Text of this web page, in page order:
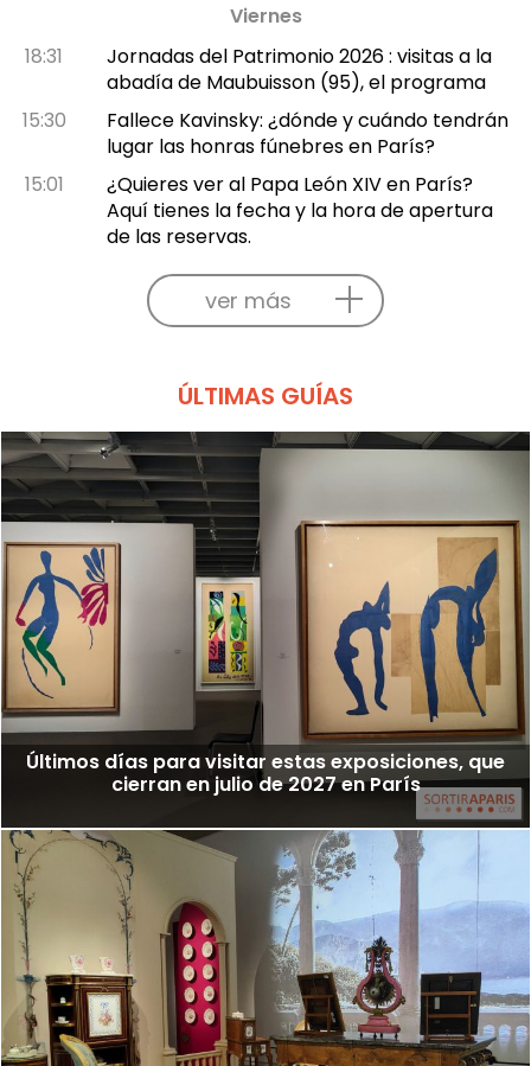
Viernes
18:31
Jornadas del Patrimonio 2026 : visitas a la
abadía de Maubuisson (95), el programa
15:30
Fallece Kavinsky: ¿dónde y cuándo tendrán
lugar las honras fúnebres en París?
15:01
¿Quieres ver al Papa León XIV en París?
Aquí tienes la fecha y la hora de apertura
de las reservas.
ver más
ÚLTIMAS GUÍAS
Últimos días para visitar estas exposiciones, que
cierran en julio de 2027 en París